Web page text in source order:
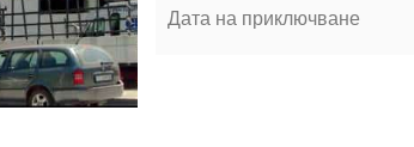
Дата на приключване